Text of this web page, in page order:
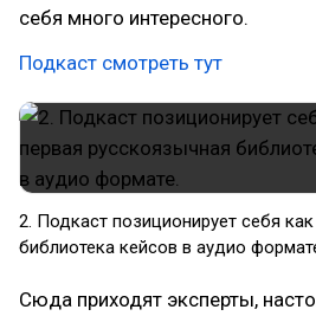
себя много интересного.
Подкаст смотреть тут
2. Подкаст позиционирует себя
библиотека кейсов в аудио
Сюда приходят эксперты,